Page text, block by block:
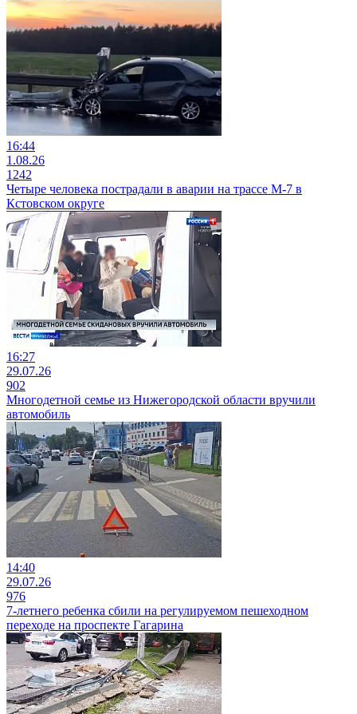
16:44
1.08.26
1242
Четыре человека пострадали в аварии на трассе М-7 в
Кстовском округе
16:27
29.07.26
902
Многодетной семье из Нижегородской области вручили
автомобиль
14:40
29.07.26
976
7-летнего ребенка сбили на регулируемом пешеходном
переходе на проспекте Гагарина